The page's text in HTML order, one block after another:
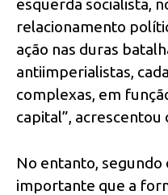
esquerda socialista,
relacionamento
ação nas duras
antiimperialistas,
complexas, em
capital”, acrescentou
No entanto, segundo
importante que a